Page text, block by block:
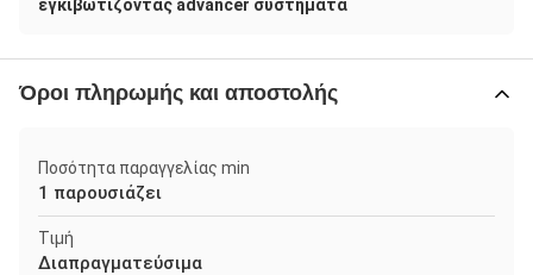
εγκιβωτίζοντας advancer συστήματα
Όροι πληρωμής και αποστολής
Ποσότητα παραγγελίας min
1 παρουσιάζει
Τιμή
Διαπραγματεύσιμα